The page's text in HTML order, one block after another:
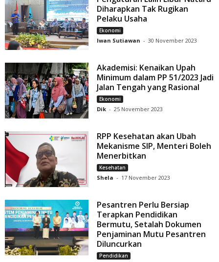
Diharapkan Tak Rugikan
Pelaku Usaha
Ekonomi
Iwan Sutiawan - 30 November 2023
Akademisi: Kenaikan Upah
Minimum dalam PP 51/2023 Jadi
Jalan Tengah yang Rasional
Ekonomi
Dik - 25 November 2023
RPP Kesehatan akan Ubah
Mekanisme SIP, Menteri Boleh
Menerbitkan
Kesehatan
Shela - 17 November 2023
Pesantren Perlu Bersiap
Terapkan Pendidikan
Bermutu, Setalah Dokumen
Penjaminan Mutu Pesantren
Diluncurkan
Pendidikan